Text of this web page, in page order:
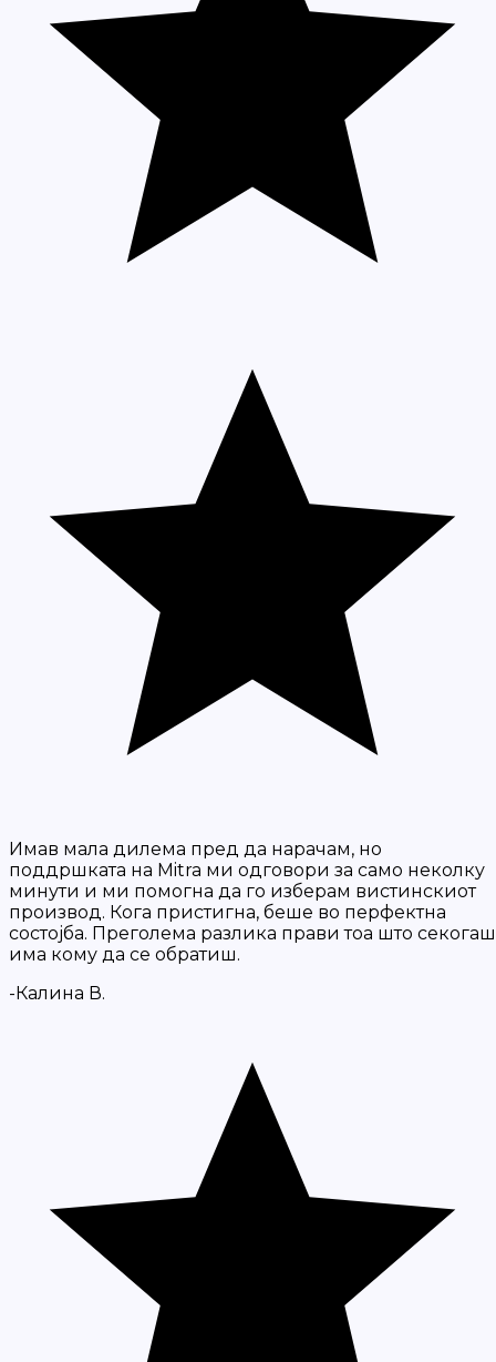
Имав мала дилема пред да нарачам, но
поддршката на Mitra ми одговори за само неколку
минути и ми помогна да го изберам вистинскиот
производ. Кога пристигна, беше во перфектна
состојба. Преголема разлика прави тоа што секогаш
има кому да се обратиш.
-Калина В.